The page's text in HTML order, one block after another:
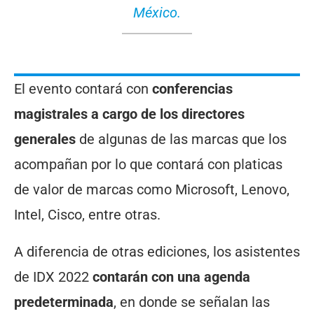
México.
El evento contará con conferencias
magistrales a cargo de los directores
generales de algunas de las marcas que los
acompañan por lo que contará con platicas
de valor de marcas como Microsoft, Lenovo,
Intel, Cisco, entre otras.
A diferencia de otras ediciones, los asistentes
de IDX 2022 contarán con una agenda
predeterminada, en donde se señalan las